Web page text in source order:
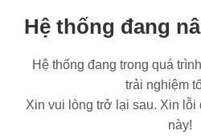
Hệ thống đang
Hệ thống đang trong quá
trải nghiệm
Xin vui lòng trở lại sau. Xin lỗi
này!